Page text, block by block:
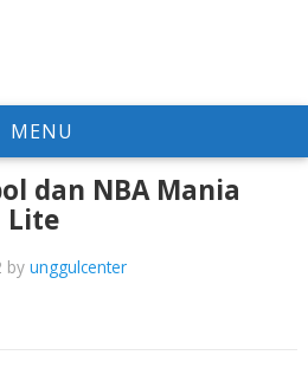
MENU
dan NBA Mania
Lite
by unggulcenter